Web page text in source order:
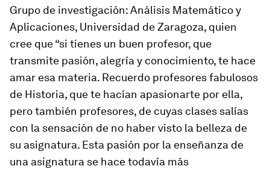
Grupo de investigación: Análisis Matemático y
Aplicaciones, Universidad de Zaragoza, quien
cree que “si tienes un buen profesor, que
transmite pasión, alegría y conocimiento, te hace
amar esa materia. Recuerdo profesores fabulosos
de Historia, que te hacían apasionarte por ella,
pero también profesores, de cuyas clases salías
con la sensación de no haber visto la belleza de
su asignatura. Esta pasión por la enseñanza de
una asignatura se hace todavía más